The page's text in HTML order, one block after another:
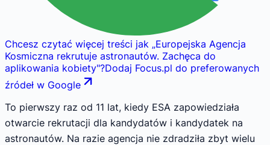
Chcesz czytać więcej treści jak „Europejska Agencja
Kosmiczna rekrutuje astronautów. Zachęca do
aplikowania kobiety"?Dodaj Focus.pl do preferowanych
źródeł w Google
To pierwszy raz od 11 lat, kiedy ESA zapowiedziała
otwarcie rekrutacji dla kandydatów i kandydatek na
astronautów. Na razie agencja nie zdradziła zbyt wielu